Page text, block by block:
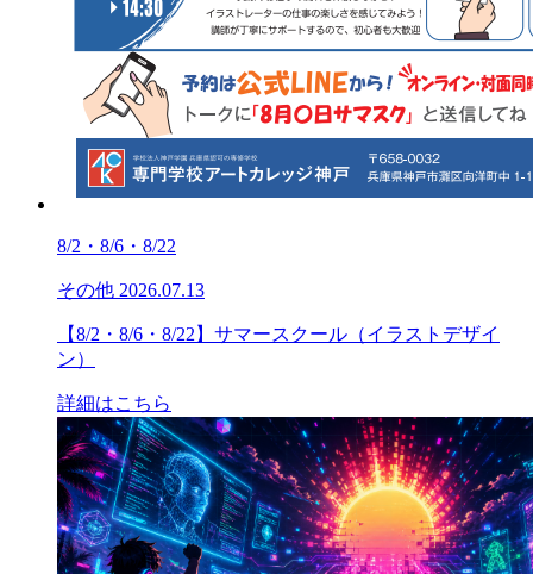
8/2・8/6・8/22
その他 2026.07.13
【8/2・8/6・8/22】サマースクール（イラストデザイ
ン）
詳細はこちら